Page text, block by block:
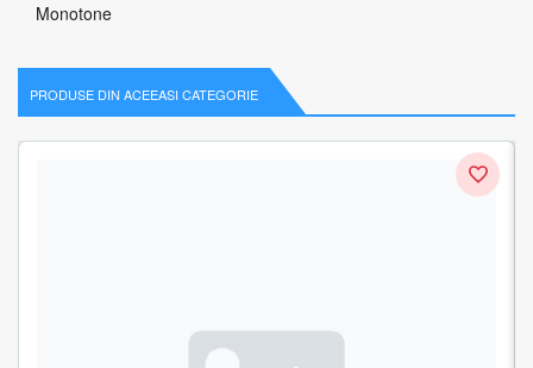
Monotone
PRODUSE DIN ACEEASI CATEGORIE